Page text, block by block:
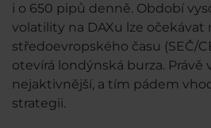
i o 650 pipů denně. Období
volatility na DAXu lze očekávat
středoevropského času (SEČ/
otevírá londýnská burza. Právě
nejaktivnější, a tím pádem
strategii.